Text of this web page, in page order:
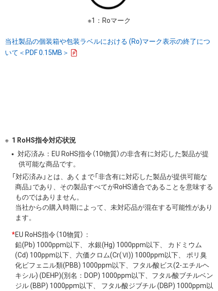
※1：Roマーク
当社製品の個装箱や包装ラベルにおける (Ro)マーク表示の終了につ
いて＜PDF 0.15MB＞
1 RoHS指令対応状況
対応済み：EU RoHS指令（10物質）の非含有に対応した製品が提
供可能な商品です。
「対応済み」とは、あくまで「非含有に対応した製品が提供可能な
商品」であり、その製品すべてがRoHS適合であることを意味する
ものではありません。
当社からの購入時期によって、未対応品が混在する可能性があり
ます。
*EU RoHS指令（10物質）：
鉛(Pb) 1000ppm以下、 水銀(Hg) 1000ppm以下、 カドミウム
(Cd) 100ppm以下、六価クロム(Cr(Ⅵ)) 1000ppm以下、 ポリ臭
化ビフェニル類(PBB) 1000ppm以下、フタル酸ビス(2-エチルヘ
キシル) (DEHP)(別名：DOP) 1000ppm以下、フタル酸ブチルベン
ジル (BBP) 1000ppm以下、 フタル酸ジブチル (DBP) 1000ppm以